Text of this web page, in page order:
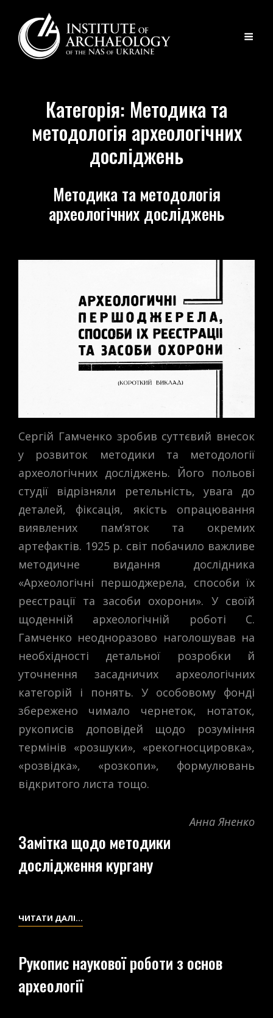
Категорія: Методика та
методологія археологічних
досліджень
Методика та методологія
археологічних досліджень
Сергій Гамченко зробив суттєвий внесок
у розвиток методики та методології
археологічних досліджень. Його польові
студії відрізняли ретельність, увага до
деталей, фіксація, якість опрацювання
виявлених пам’яток та окремих
артефактів. 1925 р. світ побачило важливе
методичне видання дослідника
«Археологічні першоджерела, способи їх
реєстрації та засоби охорони». У своїй
щоденній археологічній роботі С.
Гамченко неодноразово наголошував на
необхідності детальної розробки й
уточнення засадничих археологічних
категорій і понять. У особовому фонді
збережено чимало чернеток, нотаток,
рукописів доповідей щодо розуміння
термінів «розшуки», «рекогносцировка»,
«розвідка», «розкопи», формулювань
відкритого листа тощо.
Анна Яненко
Замітка щодо методики
дослідження кургану
ЧИТАТИ ДАЛІ…
ДОСЛІДЖЕННЯ
КУРГАНУ
Рукопис наукової роботи з основ
археології